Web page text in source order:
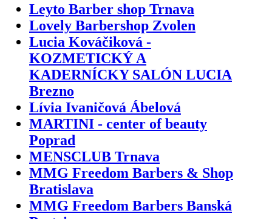
Leyto Barber shop Trnava
Lovely Barbershop Zvolen
Lucia Kováčiková -
KOZMETICKÝ A
KADERNÍCKY SALÓN LUCIA
Brezno
Lívia Ivaničová Ábelová
MARTINI - center of beauty
Poprad
MENSCLUB Trnava
MMG Freedom Barbers & Shop
Bratislava
MMG Freedom Barbers Banská